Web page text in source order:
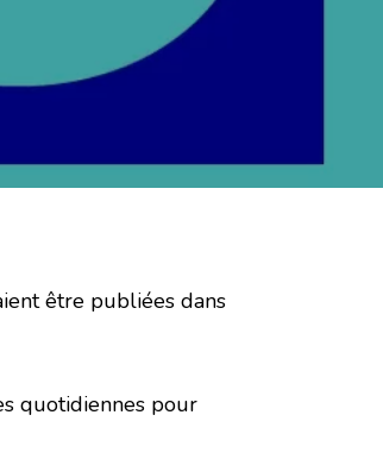
être publiées dans
quotidiennes pour